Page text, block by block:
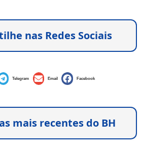
nas Redes Sociais
Telegram Email Facebook
mais recentes do BH